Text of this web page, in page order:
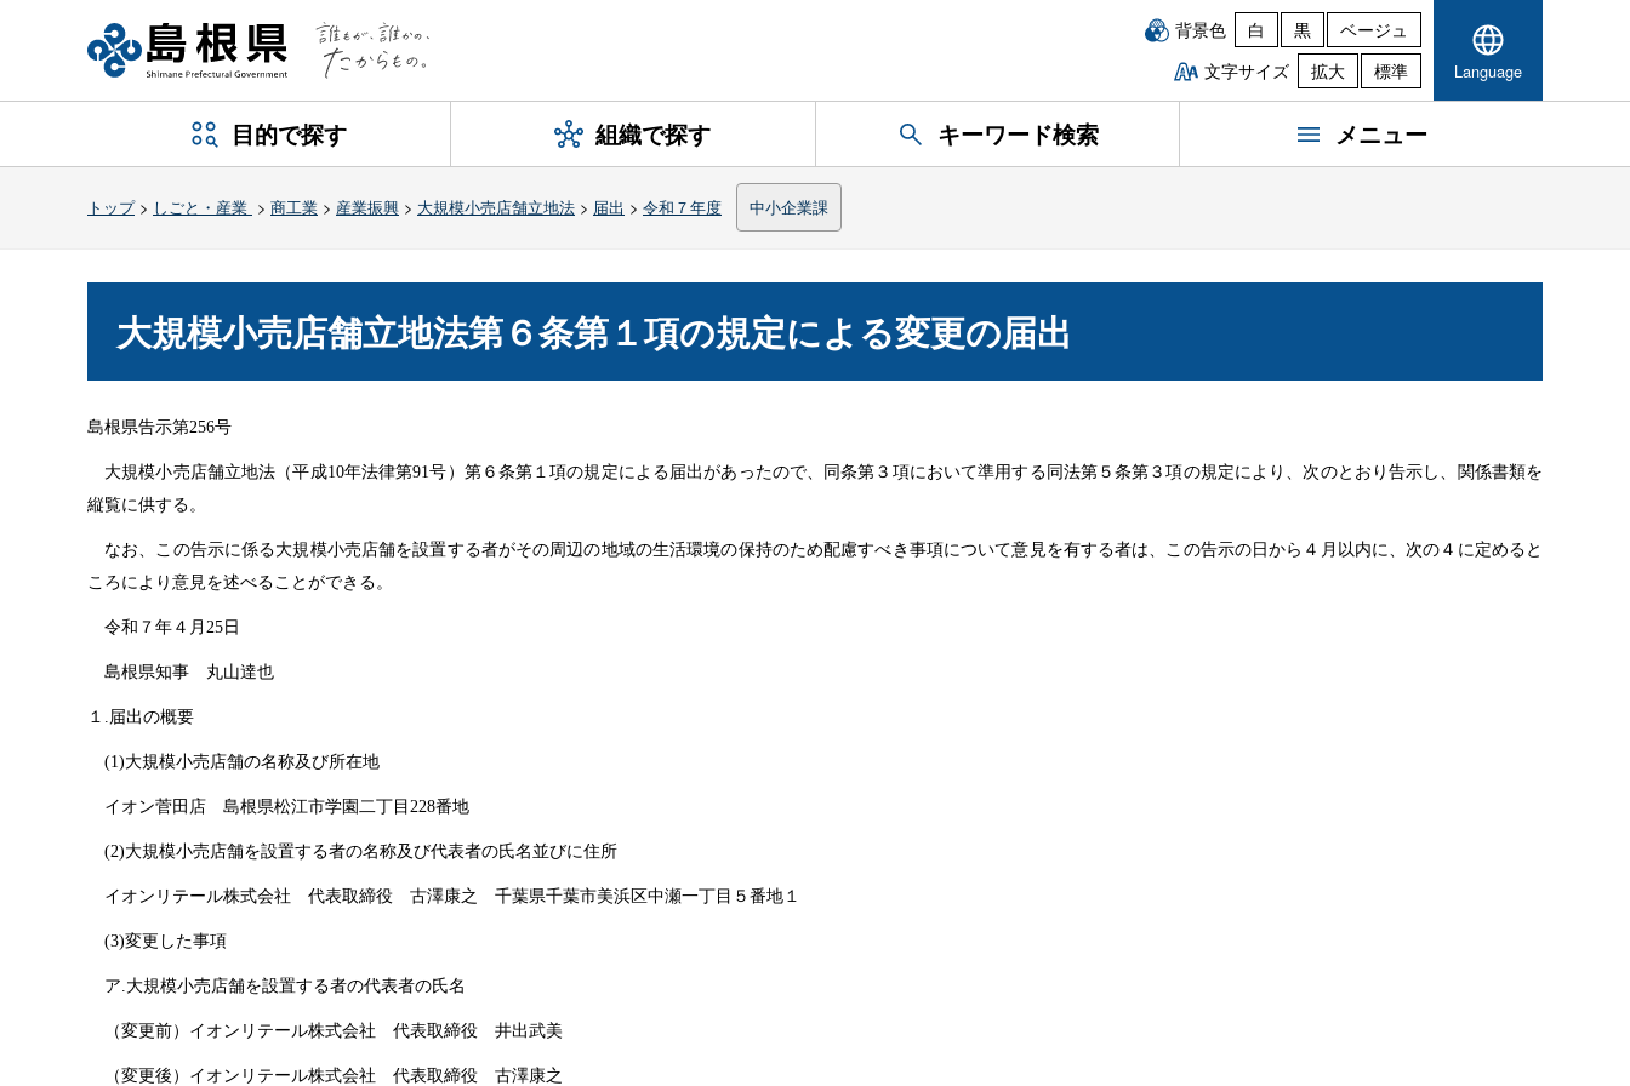
背景色 白 黒
ベージュ
文字サイズ
拡大 標準 Language
目的で探す 組織で探す キーワード検索 メニュー
トップ> しごと・産業 > 商工業 > 産業振興 > 大規模小売店舗立地法 > 届出 > 令和７年度 中小企業課
大規模小売店舗立地法第６条第１項の規定による変更の届出
島根県告示第256号
大規模小売店舗立地法（平成10年法律第91号）第６条第１項の規定による届出があったので、同条第３項において準用する同法第５条第３項の規定により、次のとおり告示し、関係書類を
縦覧に供する。
なお、この告示に係る大規模小売店舗を設置する者がその周辺の地域の生活環境の保持のため配慮すべき事項について意見を有する者は、この告示の日から４月以内に、次の４に定めると
ころにより意見を述べることができる。
令和７年４月25日
島根県知事 丸山達也
１.届出の概要
(1)大規模小売店舗の名称及び所在地
イオン菅田 店 島根県松江市学園二丁目228番地
(2)大規模小売店舗を設置する者の名称及び代表者の氏名並びに住所
イオンリテール株式会社 代表取締役 古澤康之 千葉県千葉市美浜区中瀬一丁目５番地１
(3)変更した事項
ア.大規模小売店舗を設置する者の代表者の氏名
（変更前）イオンリテール株式会社 代表取締役 井出武美
（変更後）イオンリテール株式会社 代表取締役 古澤康之